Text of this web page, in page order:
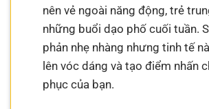
nên vẻ ngoài năng động, trẻ
những buổi dạo phố cuối tuần.
phản nhẹ nhàng nhưng tinh tế
lên vóc dáng và tạo điểm nhấn
phục của bạn.